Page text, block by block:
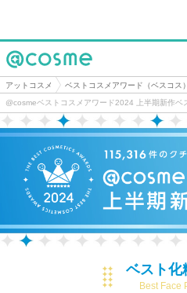
@cosme
アットコスメ ベストコスメアワード（ベスコス）
@cosmeベストコスメアワード2024 上半期新作ベ
ベスト化
Best Face